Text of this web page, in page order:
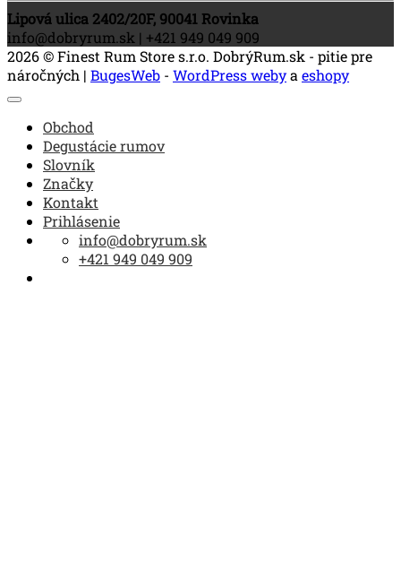
Lipová ulica 2402/20F, 90041 Rovinka
info@dobryrum.sk | +421 949 049 909
2026 © Finest Rum Store s.r.o. DobrýRum.sk - pitie pre
náročných | BugesWeb - WordPress webya eshopy
Obchod
Degustácie rumov
Slovník
Značky
Kontakt
Prihlásenie
info@dobryrum.sk
+421 949 049 909